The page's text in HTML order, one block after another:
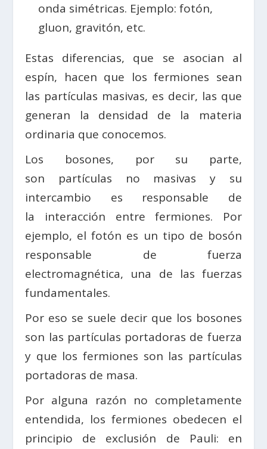
onda simétricas. Ejemplo: fotón,
gluon, gravitón, etc.
Estas diferencias, que se asocian al
espín, hacen que los fermiones sean
las partículas masivas, es decir, las que
generan la densidad de la materia
ordinaria que conocemos.
Los bosones, por su parte,
son partículas no masivas y su
intercambio es responsable de
la interacción entre fermiones. Por
ejemplo, el fotón es un tipo de bosón
responsable de fuerza
electromagnética, una de las fuerzas
fundamentales.
Por eso se suele decir que los bosones
son las partículas portadoras de fuerza
y que los fermiones son las partículas
portadoras de masa.
Por alguna razón no completamente
entendida, los fermiones obedecen el
principio de exclusión de Pauli: en